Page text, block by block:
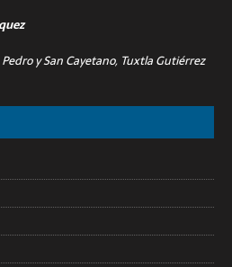
y San Cayetano, Tuxtla Gutiérrez